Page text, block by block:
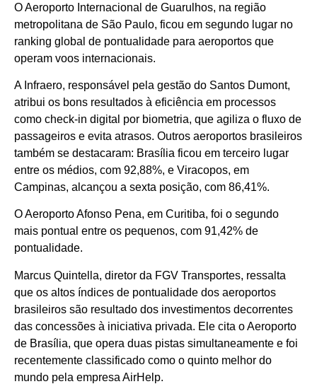
O Aeroporto Internacional de Guarulhos, na região
metropolitana de São Paulo, ficou em segundo lugar no
ranking global de pontualidade para aeroportos que
operam voos internacionais.
A Infraero, responsável pela gestão do Santos Dumont,
atribui os bons resultados à eficiência em processos
como check-in digital por biometria, que agiliza o fluxo de
passageiros e evita atrasos. Outros aeroportos brasileiros
também se destacaram: Brasília ficou em terceiro lugar
entre os médios, com 92,88%, e Viracopos, em
Campinas, alcançou a sexta posição, com 86,41%.
O Aeroporto Afonso Pena, em Curitiba, foi o segundo
mais pontual entre os pequenos, com 91,42% de
pontualidade.
Marcus Quintella, diretor da FGV Transportes, ressalta
que os altos índices de pontualidade dos aeroportos
brasileiros são resultado dos investimentos decorrentes
das concessões à iniciativa privada. Ele cita o Aeroporto
de Brasília, que opera duas pistas simultaneamente e foi
recentemente classificado como o quinto melhor do
mundo pela empresa AirHelp.